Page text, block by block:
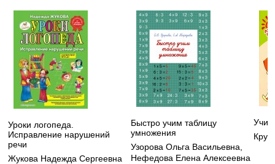
Уроки логопеда.
Исправление нарушений
речи
Жукова Надежда Сергеевна
Быстро учим таблицу
умножения
Узорова Ольга Васильевна
Нефедова Елена Алексеевна